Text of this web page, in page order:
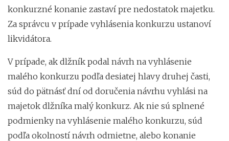
konkurzné konanie zastaví pre nedostatok majetku.
Za správcu v prípade vyhlásenia konkurzu ustanoví
likvidátora.
V prípade, ak dlžník podal návrh na vyhlásenie
malého konkurzu podľa desiatej hlavy druhej časti,
súd do pätnásť dní od doručenia návrhu vyhlási na
majetok dlžníka malý konkurz. Ak nie sú splnené
podmienky na vyhlásenie malého konkurzu, súd
podľa okolností návrh odmietne, alebo konanie